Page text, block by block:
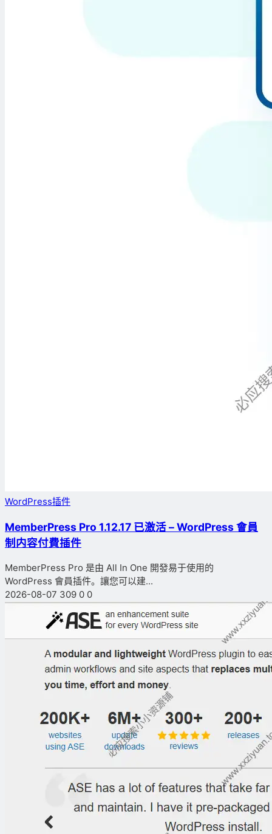
WordPress插件
MemberPress Pro 1.12.17 已激活 – WordPress 會員
制内容付費插件
MemberPress Pro 是由 All In One 開發易于使用的
WordPress 會員插件。讓您可以建...
2026-08-07 309 0 0